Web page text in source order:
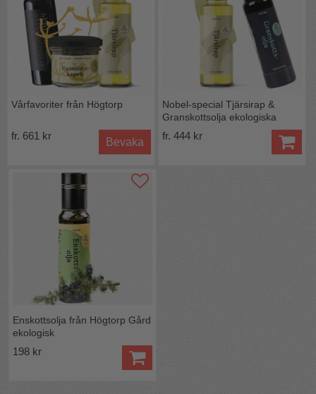
Vårfavoriter från Högtorp
fr. 661 kr
Bevaka
Nobel-special Tjärsirap &
Granskottsolja ekologiska
fr. 444 kr
Enskottsolja från Högtorp Gård
ekologisk
198 kr